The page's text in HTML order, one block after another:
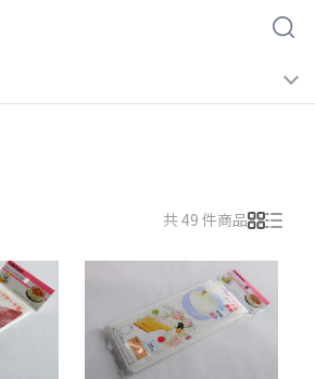
共 49 件商品